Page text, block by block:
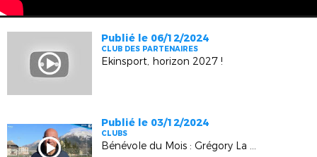
Publié le 06/12/2024
CLUB DES PARTENAIRES
Ekinsport, horizon 2027 !
Publié le 03/12/2024
CLUBS
Bénévole du Mois : Grégory La Caria (Embrun)